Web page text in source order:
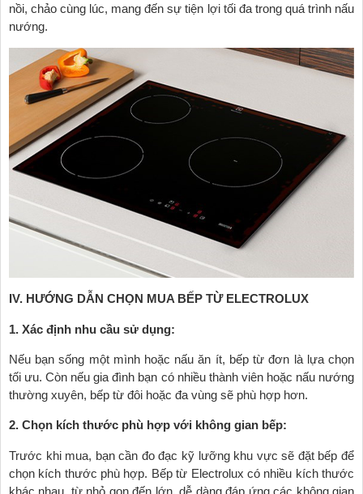
nồi, chảo cùng lúc, mang đến sự tiện lợi tối đa trong quá trình nấu
nướng.
IV. HƯỚNG DẪN CHỌN MUA BẾP TỪ ELECTROLUX
1. Xác định nhu cầu sử dụng:
Nếu bạn sống một mình hoặc nấu ăn ít, bếp từ đơn là lựa chọn
tối ưu. Còn nếu gia đình bạn có nhiều thành viên hoặc nấu nướng
thường xuyên, bếp từ đôi hoặc đa vùng sẽ phù hợp hơn.
2. Chọn kích thước phù hợp với không gian bếp:
Trước khi mua, bạn cần đo đạc kỹ lưỡng khu vực sẽ đặt bếp để
chọn kích thước phù hợp. Bếp từ Electrolux có nhiều kích thước
khác nhau, từ nhỏ gọn đến lớn, dễ dàng đáp ứng các không gian